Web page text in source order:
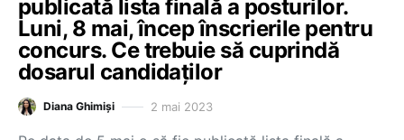
publicată lista finală a posturilor.
Luni, 8 mai, încep înscrierile pentru
concurs. Ce trebuie să cuprindă
dosarul candidaților
Diana Ghimiși 2 mai 2023